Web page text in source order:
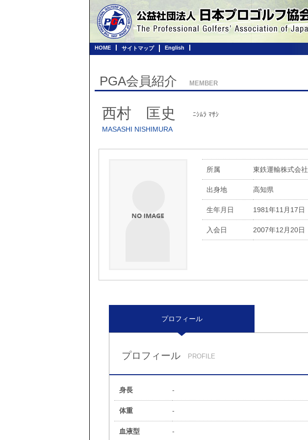
HOME サイトマップ English
PGA会員紹介 MEMBER
西村 匡史
ﾆｼﾑﾗ ﾏｻｼ
MASASHI NISHIMURA
所属 東鉄運輸株式会社
出身地 高知県
生年月日 1981年11月17日
入会日 2007年12月20日
プロフィール
プロフィール PROFILE
身長 -
体重 -
血液型 -